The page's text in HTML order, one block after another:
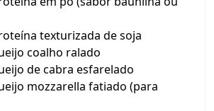
texturizada de soja
coalho ralado
de cabra esfarelado
mozzarella fatiado (para